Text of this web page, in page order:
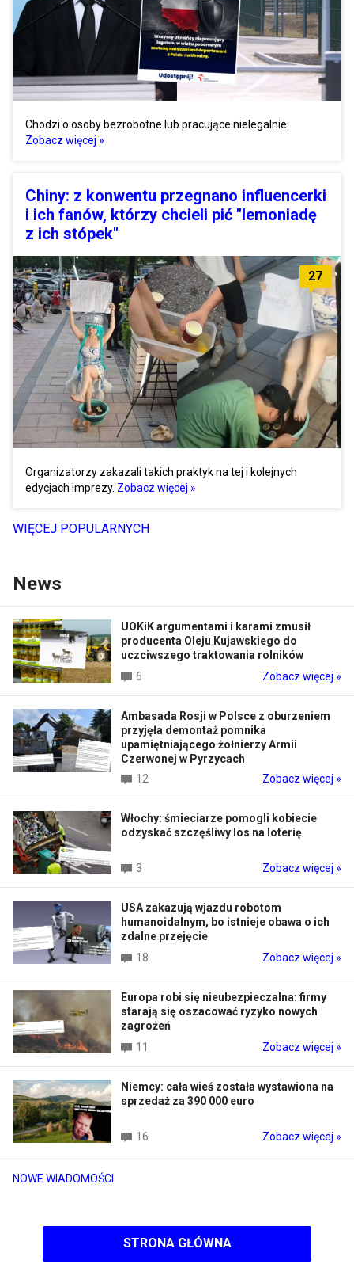
Chodzi o osoby bezrobotne lub pracujące nielegalnie.
Zobacz więcej »
Chiny: z konwentu przegnano influencerki
i ich fanów, którzy chcieli pić "lemoniadę
z ich stópek"
27
Organizatorzy zakazali takich praktyk na tej i kolejnych
edycjach imprezy. Zobacz więcej »
WIĘCEJ POPULARNYCH
News
NOWE WIADOMOŚCI
UOKiK argumentami i karami zmusił
producenta Oleju Kujawskiego do
uczciwszego traktowania rolników
6
Zobacz więcej »
Ambasada Rosji w Polsce z oburzeniem
przyjęła demontaż pomnika
upamiętniającego żołnierzy Armii
Czerwonej w Pyrzycach
12
Zobacz więcej »
Włochy: śmieciarze pomogli kobiecie
odzyskać szczęśliwy los na loterię
3 Zobacz więcej »
USA zakazują wjazdu robotom
humanoidalnym, bo istnieje obawa o ich
zdalne przejęcie
18
Zobacz więcej »
Europa robi się nieubezpieczalna: firmy
starają się oszacować ryzyko nowych
zagrożeń
11
Zobacz więcej »
Niemcy: cała wieś została wystawiona na
sprzedaż za 390 000 euro
16 Zobacz więcej »
STRONA GŁÓWNA